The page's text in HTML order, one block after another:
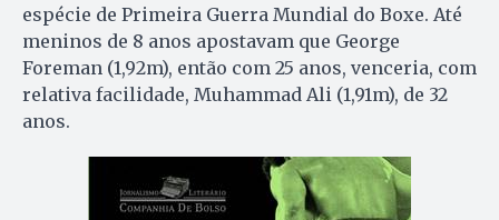
espécie de Primeira Guerra Mundial do Boxe. Até
meninos de 8 anos apostavam que George
Foreman (1,92m), então com 25 anos, venceria, com
relativa facilidade, Muhammad Ali (1,91m), de 32
anos.